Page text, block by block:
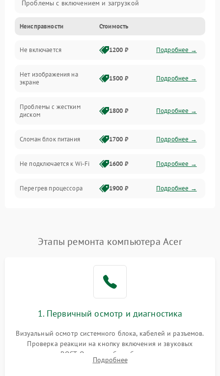
Проблемы с включением и загрузкой
Проблемы с изображением и монитором
Проблемы с производительностью и стабильностью
Прочие специфичные проблемы
Неисправности Стоимость
Не включается 1200 ₽ Подробнее →
Нет изображения на
экране
1500 ₽ Подробнее →
Проблемы с жестким
диском
1800 ₽ Подробнее →
Сломан блок питания 1700 ₽ Подробнее →
Не подключается к Wi-Fi 1600 ₽ Подробнее →
Перегрев процессора 1900 ₽ Подробнее →
Проблемы с
подключением внешних
1400 ₽ Подробнее →
1700 ₽
Ошибки в работе
оперативной памяти
1500 ₽ Подробнее →
Не распознается USB-порт 1300 ₽ Подробнее →
Этапы ремонта компьютера Acer
1. Первичный осмотр и диагностика
Визуальный осмотр системного блока, кабелей и разъемов.
Проверка реакции на кнопку включения и звуковых
сигналов POST. Оценка работы блока питания для
локализации базовых неисправностей без полного разбора.
Подробнее